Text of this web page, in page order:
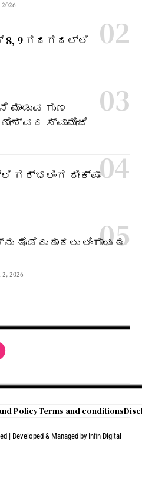
9 ಗದಗದಲ್ಲಿ
ಗುಣ
ಸ್ವಾಮೀಜಿ
ಗರ್ಭಲಿಂಗ ದೀಕ್ಷಾ
ತೊಡೆದುಹಾಕಲು ಲಿಂಗಾಯತ
2, 2026
PolicyTerms and conditions
| Developed & Managed by Infin Digital